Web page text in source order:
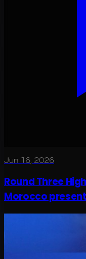
Jun 16, 2026
Round Three
Morocco